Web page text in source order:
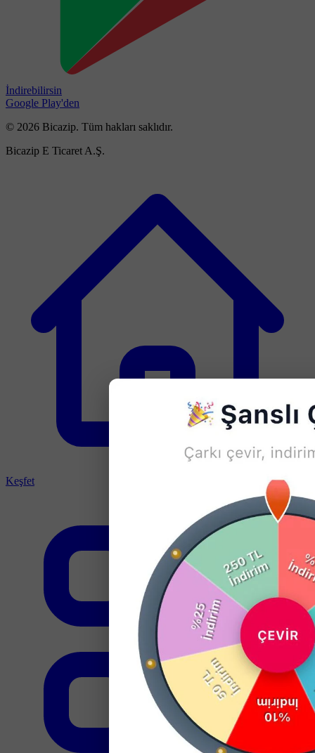
İndirebilirsin
Google Play'den
© 2026 Bicazip. Tüm hakları saklıdır.
Bicazip E Ticaret A.Ş.
Keşfet